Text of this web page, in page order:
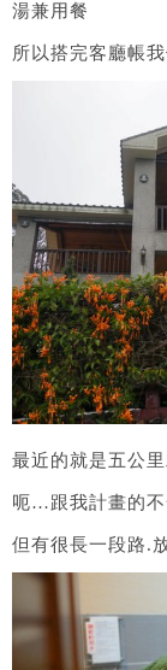
湯兼用餐
所以搭完客廳帳
最近的就是五公
呃…跟我計畫的
但有很長一段路.